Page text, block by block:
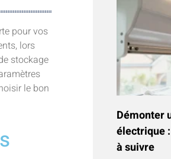
pour vos
lors
stockage
le bon
Démonter
électrique
à suivre